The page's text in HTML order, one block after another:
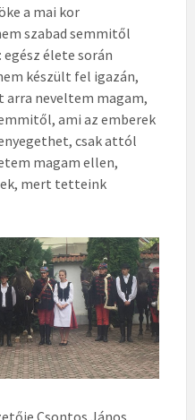
a mai kor
szabad semmitől
élete során
készült fel igazán,
arra neveltem magam,
ami az emberek
csak attól
magam ellen,
mert tetteink
Csontos János,